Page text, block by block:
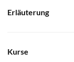
Erläuterung
Kurse